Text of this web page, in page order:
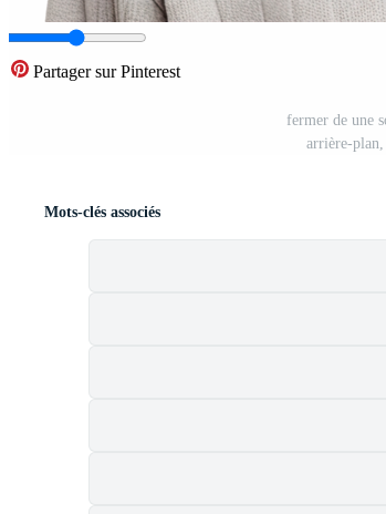
Partager sur Pinterest
fermer de une
arrière-plan,
Mots-clés associés